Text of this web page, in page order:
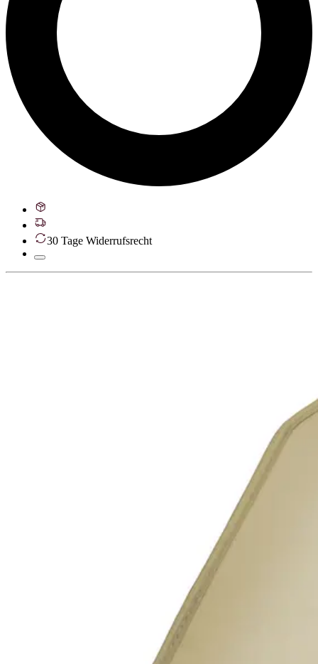
30 Tage Widerrufsrecht